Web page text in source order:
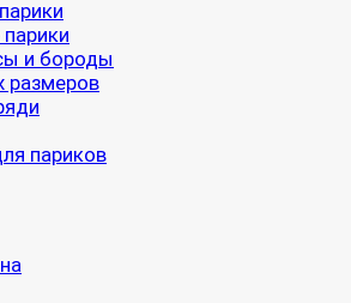
и бороды
размеров
париков